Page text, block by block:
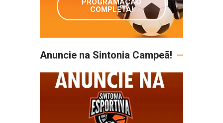
PROGRAMAÇÃO
COMPLETA!
Anuncie na Sintonia Campeã!